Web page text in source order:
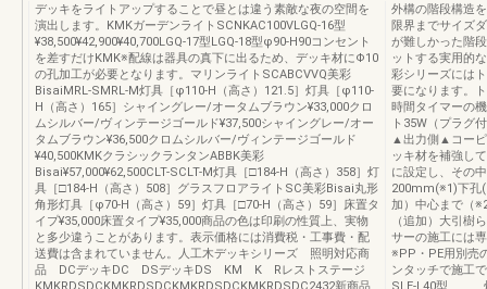
デッキをライトアップすることで昼とは違う素敵な夜の空間を
演出します。KMKガーデンライトSCNKAC100VLGQ-16型
¥38,500¥42,900¥40,700LGQ-17型LGQ-18型φ90-H90コンセント
を差すだけKMK※配線は器具の真下に出るため、デッキ材にΦ10
の孔加工が必要となります。マリンライトSCABCVVQ美彩
BisaiMRL-SMRL-M灯具［φ110-H（高さ）121.5］灯具［φ110-
H（高さ）165］シャイングレー/オータムブラウン¥33,000クロ
ムシルバー/ヴィンテージゴールド¥37,500シャイングレー/オー
タムブラウン¥36,500クロムシルバー/ヴィンテージゴールド
¥40,500KMKクラシックランタンABBK美彩
Bisai¥57,000¥62,500CLT-SCLT-M灯具［□184-H（高さ）358］灯
具［□184-H（高さ）508］グラスフロアライトSC美彩Bisai丸形
角形灯具［φ70-H（高さ）59］灯具［□70-H（高さ）59］床置タ
イプ¥35,000床置タイプ¥35,000商品の色は印刷の性質上、実物
と多少違うことがあります。表示価格には消費税・工事費・配
送費は含まれていません。人工木デッキシリーズ 照明対応商
品 DCデッキDC DSデッキDS KM K Rレストステージ
KMKRDSDCKMKRDSDCKMKRDSDCKMKRDSDC2432新商品
外構の階段構造
限界までサイズ
が難しかった階
ットする実用的
彩シリーズには
要になります。
時間タイマーの
ト35W（プラグ
▲出力側▲コーピ
ッキ材を補強し
に設定し、その
200mm(※1)下孔
加）中心まで（
（追加）大引樹
サーの施工には
※PP・PE用別売
ンタッチで施工
SLE-L40型 灯